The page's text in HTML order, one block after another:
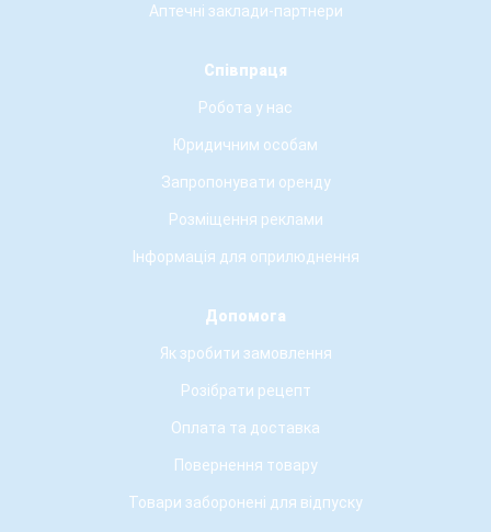
Аптечні заклади-партнери
Співпраця
Робота у нас
Юридичним особам
Запропонувати оренду
Розміщення реклами
Інформація для оприлюднення
Допомога
Як зробити замовлення
Розібрати рецепт
Оплата та доставка
Повернення товару
Товари заборонені для відпуску